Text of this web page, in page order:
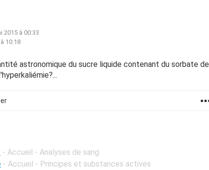
2015 à 00:33
10:18
astronomique du sucre liquide contenant du sorbate de
- Accueil - Analyses de sang
- Accueil - Principes et substances actives